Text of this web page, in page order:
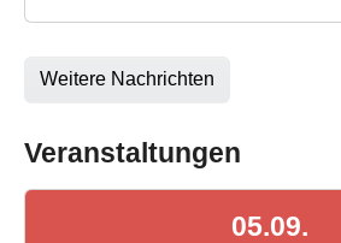
Weitere Nachrichten
Veranstaltungen
05.09.